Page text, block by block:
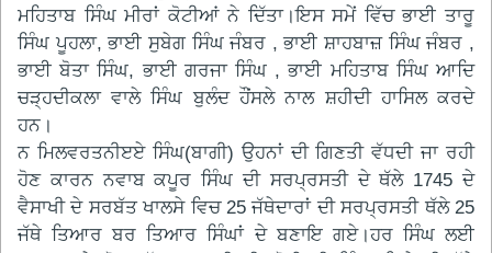
ਮਹਿਤਾਬ ਸਿੰਘ ਮੀਰਾਂ ਕੋਟੀਆਂ ਨੇ ਦਿੱਤਾ।ਇਸ ਸਮੇਂ ਵਿੱਚ ਭਾਈ ਤਾਰੂ
ਸਿੰਘ ਪੂਹਲਾ, ਭਾਈ ਸੁਬੇਗ ਸਿੰਘ ਜੰਬਰ , ਭਾਈ ਸ਼ਾਹਬਾਜ਼ ਸਿੰਘ ਜੰਬਰ ,
ਭਾਈ ਬੋਤਾ ਸਿੰਘ, ਭਾਈ ਗਰਜਾ ਸਿੰਘ , ਭਾਈ ਮਹਿਤਾਬ ਸਿੰਘ ਆਦਿ
ਚੜ੍ਹਦੀਕਲਾ ਵਾਲੇ ਸਿੰਘ ਬੁਲੰਦ ਹੌਂਸਲੇ ਨਾਲ ਸ਼ਹੀਦੀ ਹਾਸਿਲ ਕਰਦੇ
ਹਨ।
ਨ ਮਿਲਵਰਤਨੀੲਏ ਸਿੰਘ(ਬਾਗੀ) ਉਹਨਾਂ ਦੀ ਗਿਣਤੀ ਵੱਧਦੀ ਜਾ ਰਹੀ
ਹੋਣ ਕਾਰਨ ਨਵਾਬ ਕਪੂਰ ਸਿੰਘ ਦੀ ਸਰਪ੍ਰਸਤੀ ਦੇ ਥੱਲੇ 1745 ਦੇ
ਵੈਸਾਖੀ ਦੇ ਸਰਬੱਤ ਖਾਲਸੇ ਵਿਚ 25 ਜੱਥੇਦਾਰਾਂ ਦੀ ਸਰਪ੍ਰਸਤੀ ਥੱਲੇ 25
ਜੱਥੇ ਤਿਆਰ ਬਰ ਤਿਆਰ ਸਿੰਘਾਂ ਦੇ ਬਣਾਇ ਗਏ।ਹਰ ਸਿੰਘ ਲਈ